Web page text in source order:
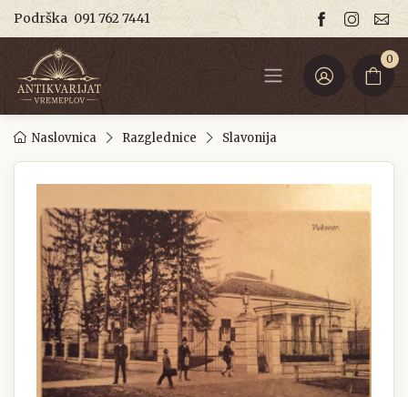
Podrška 091 762 7441
0
Naslovnica Razglednice Slavonija